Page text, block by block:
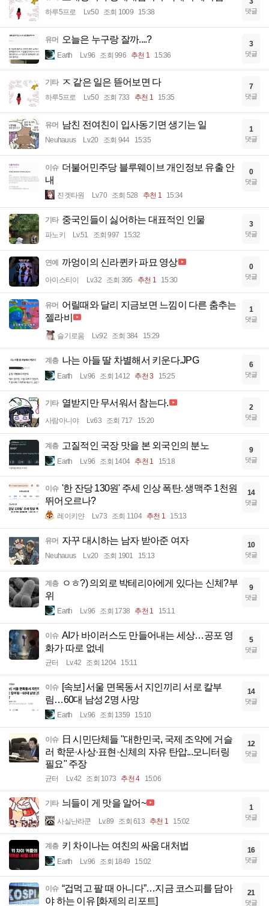
하루5프로 Lv.50 조회 1009 15:38 댓글
유머 오늘은 누구랑 잘까....?
Earth Lv.96 조회 996 추천 1 15:36
3
댓글
기타 ㅈ 같은 일은 뜯어보면 다
하루5프로 Lv.50 조회 733 추천 1 15:35
7
댓글
유머 남친 전여친이 입사동기면 생기는 일
Neuhauus Lv.20 조회 944 15:35
1
댓글
이슈 더불어민주당 블루웨이브 개인정보 유출 안
내
진겟타원 Lv.70 조회 528 추천 1 15:34
0
댓글
기타 중국인들이 싫어하는 대표적인 인물
파노키 Lv.51 조회 997 15:32
3
댓글
연예 까엉이의 신라퀸카 파묘 영상
아이스티이 Lv.32 조회 395 추천 1 15:30
0
댓글
유머 어릴때와 달리 지금보면 느낌이 다른 춤추는
젤라비
슬기로움 Lv.92 조회 384 15:29
1
댓글
계층 나는 아들 딸 차별해서 키운다.JPG
Earth Lv.96 조회 1412 추천 3 15:25
6
댓글
기타 열받지만 무서워서 참는다.
사람아니야 Lv.63 조회 717 15:20
2
댓글
계층 고질적인 국장 맛을 본 외국인의 분노
Earth Lv.96 조회 1404 추천 1 15:18
9
댓글
이슈 '한 잔당 130원' 주세 인상 폭탄. 생맥주 1천원
뛰어오르나?
레이키얀 Lv.73 조회 1104 추천 1 15:13
14
댓글
유머 자꾸 대시하는 남자 받아준 여자
Neuhauus Lv.20 조회 1901 15:13
10
댓글
계층
ㅇㅎ?) 의외로 박테리아에게 있다는 신체?부
위
Earth Lv.96 조회 1738 추천 1 15:11
9
댓글
이슈 AI가 바이러스도 만들어내는 세상…공포 영
화가 따로 없네
균터 Lv.42 조회 1204 15:11
5
댓글
이슈 [속보] 서울 면목동서 지인끼리 서로 칼부
림…60대 남성 2명 사망
Earth Lv.96 조회 1359 15:10
14
댓글
이슈
日 시민단체들 "대한민국, 국제 조약에 거슬
러 학문·사상·표현·신체의 자유 탄압...모니터링
필요" 주장
균터 Lv.42 조회 1073 추천 4 15:06
12
댓글
기타 늬들이 게 맛을 알어~
사실난라쿤 Lv.89 조회 613 추천 1 15:02
1
댓글
계층 키 차이나는 여친의 싸움 대처법
Earth Lv.96 조회 1849 15:02
16
댓글
이슈 “겁먹고 팔 때 아니다”…지금 코스피를 담아
야 하는 이유 [화제의 리포트]
21
댓글